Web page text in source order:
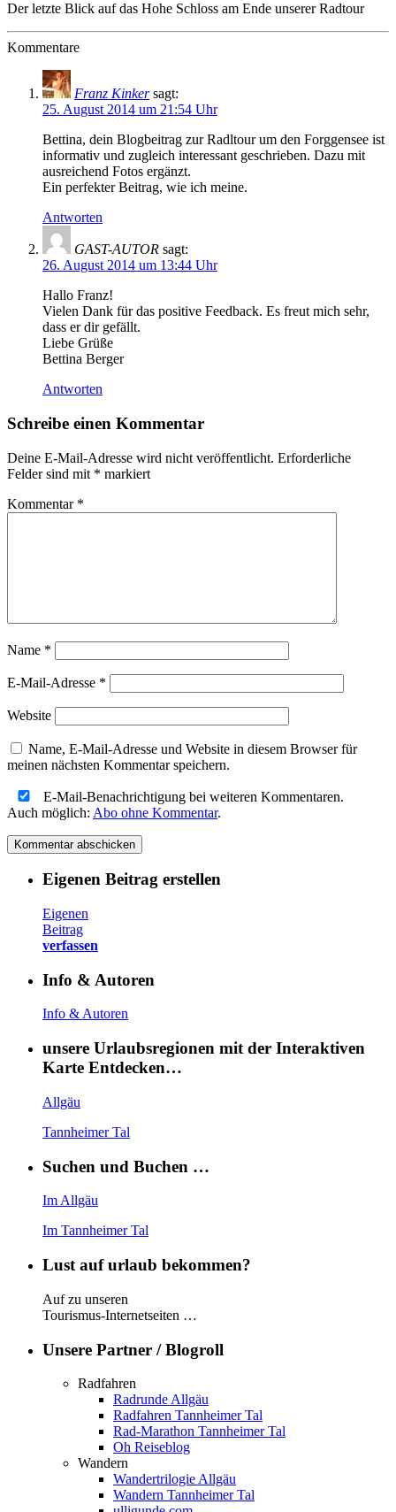
Der letzte Blick auf das Hohe Schloss am Ende unserer Radtour
Kommentare
Franz Kinker sagt:
25. August 2014 um 21:54 Uhr
Bettina, dein Blogbeitrag zur Radltour um den Forggensee ist
informativ und zugleich interessant geschrieben. Dazu mit
ausreichend Fotos ergänzt.
Ein perfekter Beitrag, wie ich meine.
Antworten
GAST-AUTOR sagt:
26. August 2014 um 13:44 Uhr
Hallo Franz!
Vielen Dank für das positive Feedback. Es freut mich sehr,
dass er dir gefällt.
Liebe Grüße
Bettina Berger
Antworten
Schreibe einen Kommentar
Deine E-Mail-Adresse wird nicht veröffentlicht. Erforderliche
Felder sind mit * markiert
Kommentar *
Name *
E-Mail-Adresse *
Website
Name, E-Mail-Adresse und Website in diesem Browser für
meinen nächsten Kommentar speichern.
E-Mail-Benachrichtigung bei weiteren Kommentaren.
Auch möglich: Abo ohne Kommentar.
Eigenen Beitrag erstellen
Eigenen
Beitrag
verfassen
Info & Autoren
Info & Autoren
unsere Urlaubsregionen mit der Interaktiven
Karte Entdecken…
Allgäu
Tannheimer Tal
Suchen und Buchen …
Im Allgäu
Im Tannheimer Tal
Lust auf urlaub bekommen?
Auf zu unseren
Tourismus-Internetseiten …
Unsere Partner / Blogroll
Radfahren
Radrunde Allgäu
Radfahren Tannheimer Tal
Rad-Marathon Tannheimer Tal
Oh Reiseblog
Wandern
Wandertrilogie Allgäu
Wandern Tannheimer Tal